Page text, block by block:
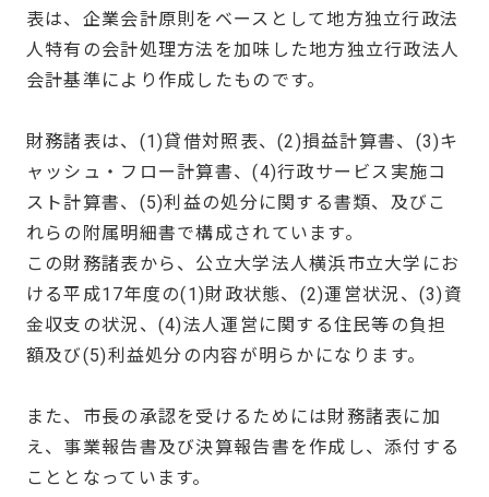
表は、企業会計原則をベースとして地方独立行政法
人特有の会計処理方法を加味した地方独立行政法人
会計基準により作成したものです。
財務諸表は、(1)貸借対照表、(2)損益計算書、(3)キ
ャッシュ・フロー計算書、(4)行政サービス実施コ
スト計算書、(5)利益の処分に関する書類、及びこ
れらの附属明細書で構成されています。
この財務諸表から、公立大学法人横浜市立大学にお
ける平成17年度の(1)財政状態、(2)運営状況、(3)資
金収支の状況、(4)法人運営に関する住民等の負担
額及び(5)利益処分の内容が明らかになります。
また、市長の承認を受けるためには財務諸表に加
え、事業報告書及び決算報告書を作成し、添付する
こととなっています。